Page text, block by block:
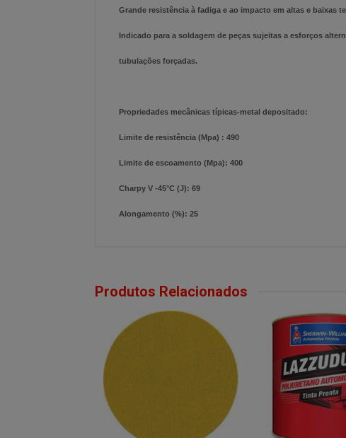
Grande resistência à fadiga e ao impacto em altas e baixas
Indicado para a soldagem de peças sujeitas a esforços
tubulações forçadas.
Propriedades mecânicas típicas-metal depositado:
Limite de resistência (Mpa) : 490
Limite de escoamento (Mpa): 400
Charpy V -45°C (J): 69
Alongamento (%): 25
Produtos Relacionados